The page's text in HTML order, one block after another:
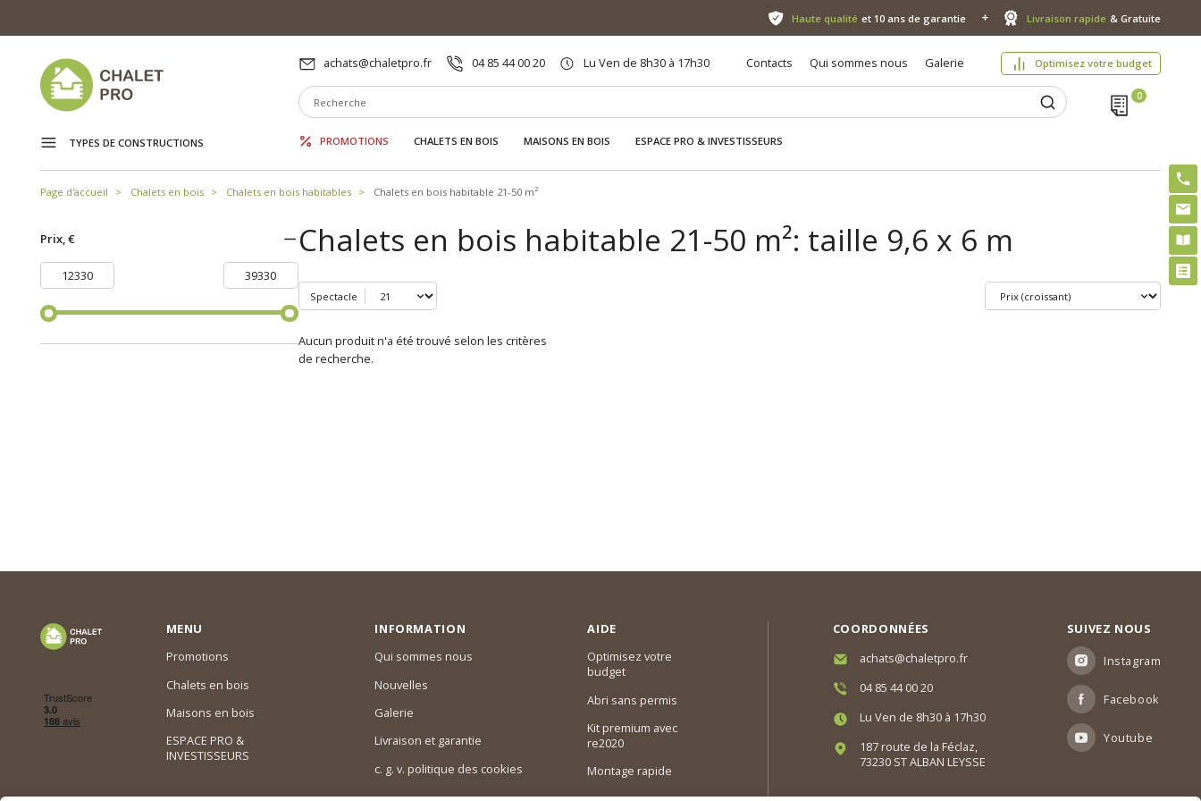
Haute qualité et 10 ans de garantie Livraison rapide & Gratuite
achats@chaletpro.fr 04 85 44 00 20 Lu Ven de 8h30 à 17h30 Contacts Qui sommes nous Galerie Optimisez votre budget
TYPES DE CONSTRUCTIONS PROMOTIONS CHALETS EN BOIS MAISONS EN BOIS ESPACE PRO & INVESTISSEURS
Page d'accueil Chalets en bois Chalets en bois habitables Chalets en bois habitable 21-50 m²
Prix, € Chalets en bois habitable 21-50 m²: taille 9,6 x 6 m
Spectacle
Aucun produit n'a été trouvé selon les critères
de recherche.
MENU
Promotions
Chalets en bois
Maisons en bois
ESPACE PRO &
INVESTISSEURS
INFORMATION
Qui sommes nous
Nouvelles
Galerie
Livraison et garantie
c. g. v. politique des cookies
AIDE
Optimisez votre
budget
Abri sans permis
Kit premium avec
re2020
Montage rapide
COORDONNÉES
achats@chaletpro.fr
04 85 44 00 20
Lu Ven de 8h30 à 17h30
187 route de la Féclaz,
73230 ST ALBAN LEYSSE
SUIVEZ NOUS
Instagram
Facebook
Youtube